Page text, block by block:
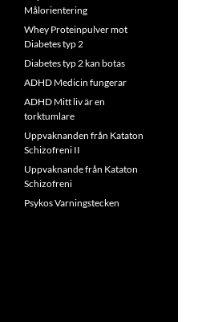
Målorientering
Whey Proteinpulver mot
Diabetes typ 2
Diabetes typ 2 kan botas
ADHD Medicin fungerar
ADHD Mitt liv är en
torktumlare
Uppvaknanden från Kataton
Schizofreni II
Uppvaknande från Kataton
Schizofreni
Psykos Varningstecken